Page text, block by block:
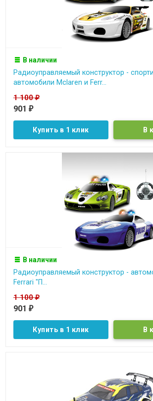
В наличии
Радиоуправляемый конструктор -
автомобили Mclaren и Ferr...
1 100₽
901 ₽
Купить в 1 клик
В наличии
Радиоуправляемый конструктор -
Ferrari "П...
1 100₽
901 ₽
Купить в 1 клик